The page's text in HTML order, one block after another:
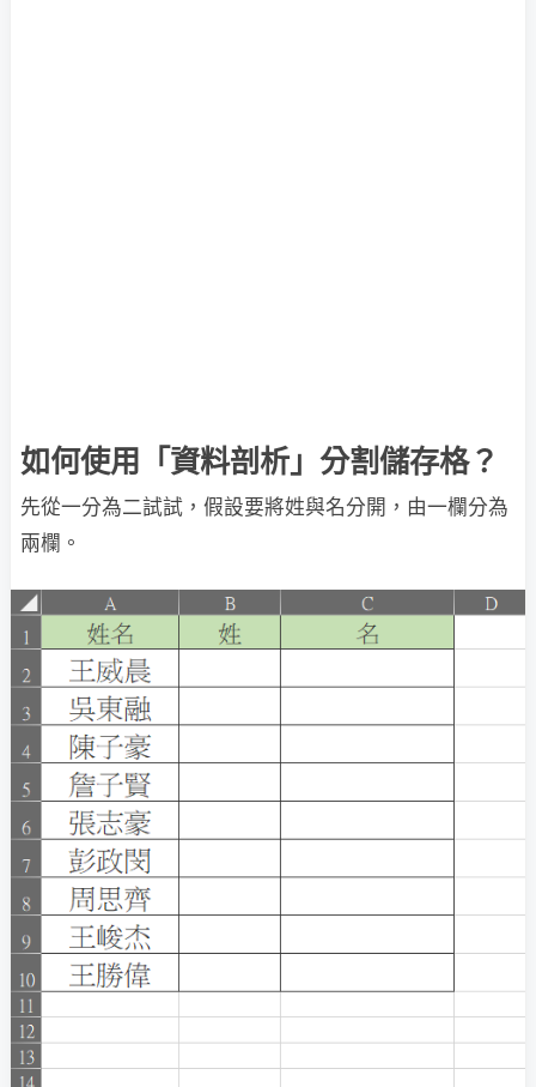
如何使用「資料剖析」分割儲存格？
先從一分為二試試，假設要將姓與名分開，由一欄分為
兩欄。